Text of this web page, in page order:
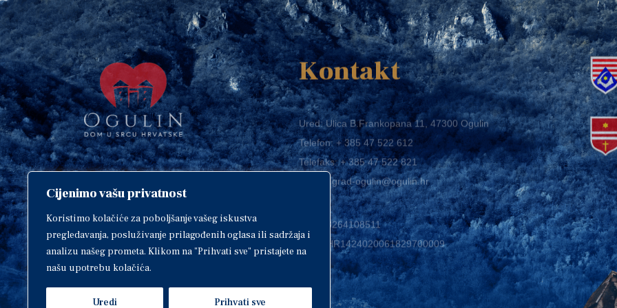
Cijenimo vašu privatnost
Koristimo kolačiće za poboljšanje vašeg iskustva
pregledavanja, posluživanje prilagođenih oglasa ili sadržaja i
analizu našeg prometa. Klikom na "Prihvati sve" pristajete na
našu upotrebu kolačića.
Uredi Prihvati sve
Copyright © 2018. Grad Ogulin,
sva prava pridržana.
Design byEA93
Kontakt
Ured: Ulica B.Frankopana 11, 47300 Ogulin
Telefon:+ 385 47 522 612
Telefaks:+ 385 47 522 821
E-mail:grad-ogulin@ogulin.hr
OIB: 58264108511
IBAN: HR1424020061829700009